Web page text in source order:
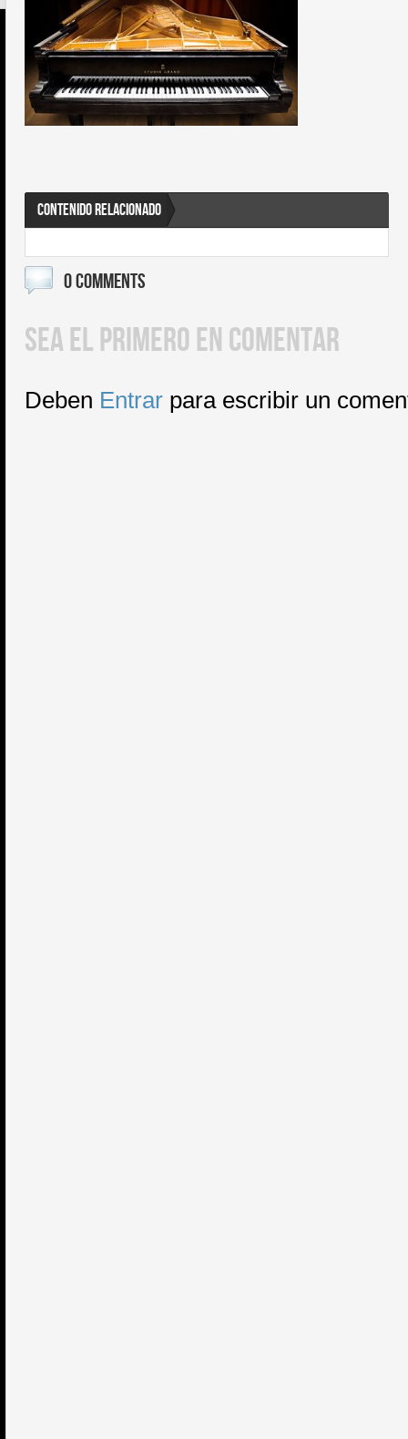
CONTENIDO RELACIONADO
0 COMMENTS
SEA EL PRIMERO EN COMENTAR
Deben Entrar para escribir un